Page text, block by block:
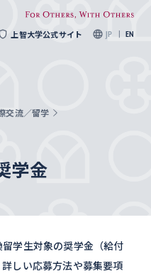
上智大学公式サイト JP EN
交流／留学
学金
学生対象の奨学金（給付
しい応募方法や募集要項